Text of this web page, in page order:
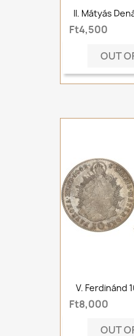
II. Mátyás
Ft4,500
OUT
V. Ferdinánd
Ft8,000
OUT